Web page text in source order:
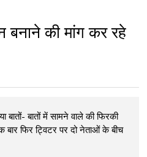
बनाने की मांग कर रहे
बातों में सामने वाले की फिरकी
फिर ट्विटर पर दो नेताओं के बीच